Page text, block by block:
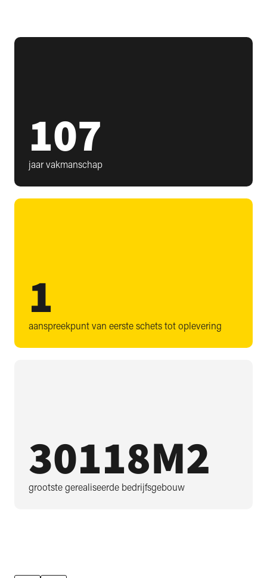
107
jaar vakmanschap
1
aanspreekpunt van eerste schets tot oplevering
30118M2
grootste gerealiseerde bedrijfsgebouw